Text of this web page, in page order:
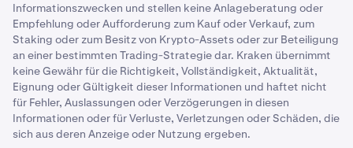
Informationszwecken und stellen keine Anlageberatung oder
Empfehlung oder Aufforderung zum Kauf oder Verkauf, zum
Staking oder zum Besitz von Krypto-Assets oder zur Beteiligung
an einer bestimmten Trading-Strategie dar. Kraken übernimmt
keine Gewähr für die Richtigkeit, Vollständigkeit, Aktualität,
Eignung oder Gültigkeit dieser Informationen und haftet nicht
für Fehler, Auslassungen oder Verzögerungen in diesen
Informationen oder für Verluste, Verletzungen oder Schäden, die
sich aus deren Anzeige oder Nutzung ergeben.